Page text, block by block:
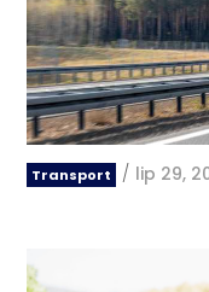
Transport / lip 29,